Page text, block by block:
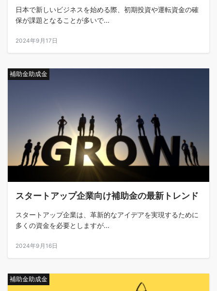
日本で新しいビジネスを始める際、初期投資や運転資金の確
保が課題となることが多いで...
2024年9月17日
補助金助成金
スタートアップ企業向け補助金の最新トレンド
スタートアップ企業は、革新的なアイデアを実現するために
多くの資金を必要としますが...
2024年9月16日
補助金助成金